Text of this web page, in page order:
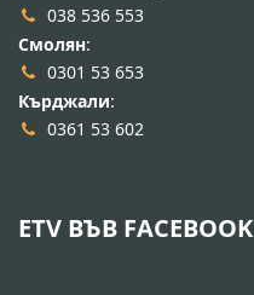
038 536 553
Смолян:
0301 53 653
Кърджали:
0361 53 602
ETV ВЪВ FACEBOOK